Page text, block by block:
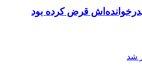
قرض کرده بود